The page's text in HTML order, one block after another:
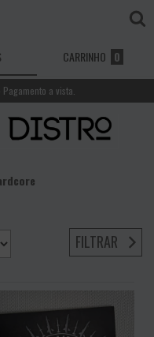
CARRINHO 0
Pagamento a vista.
FILTRAR